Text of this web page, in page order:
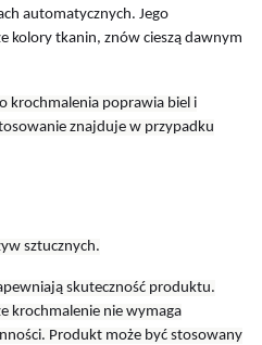
automatycznych. Jego
kolory tkanin, znów cieszą dawnym
krochmalenia poprawia biel i
znajduje w przypadku
sztucznych.
skuteczność produktu.
krochmalenie nie wymaga
Produkt może być stosowany